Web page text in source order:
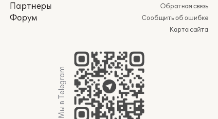
Партнеры
Форум
Обратная связь
Сообщить об ошибке
Карта сайта
Мы в Telegram